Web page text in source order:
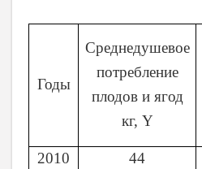
Годы
Среднедушевое
потребление
плодов и ягод
кг, Y
2010 44